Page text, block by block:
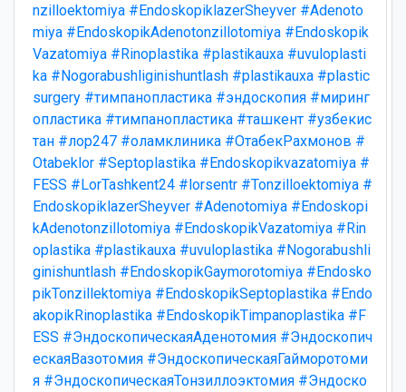
nzilloektomiya #EndoskopiklazerSheyver #Adenoto
miya #EndoskopikAdenotonzillotomiya #Endoskopik
Vazatomiya #Rinoplastika #plastikauxa #uvuloplasti
ka #Nogorabushliginishuntlash #plastikauxa #plastic
surgery #тимпанопластика #эндоскопия #миринг
опластика #тимпанопластика #ташкент #узбекис
тан #лор247 #оламклиника #ОтабекРахмонов #
Otabeklor #Septoplastika #Endoskopikvazatomiya #
FESS #LorTashkent24 #lorsentr #Tonzilloektomiya #
EndoskopiklazerSheyver #Adenotomiya #Endoskopi
kAdenotonzillotomiya #EndoskopikVazatomiya #Rin
oplastika #plastikauxa #uvuloplastika #Nogorabushli
ginishuntlash #EndoskopikGaymorotomiya #Endosko
pikTonzillektomiya #EndoskopikSeptoplastika #Endo
akopikRinoplastika #EndoskopikTimpanoplastika #F
ESS #ЭндоскопическаяАденотомия #Эндоскопич
ескаяВазотомия #ЭндоскопическаяГайморотоми
я #ЭндоскопическаяТонзиллоэктомия #Эндоско